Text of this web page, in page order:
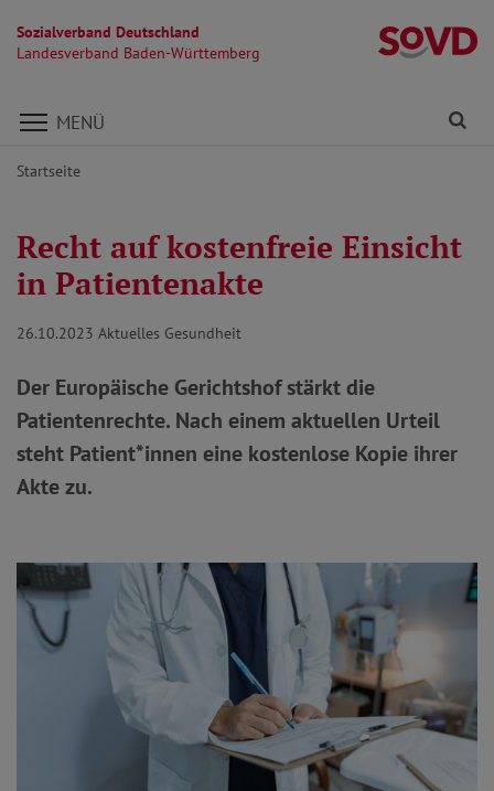
Sozialverband Deutschland
Landesverband Baden-Württemberg
Direkt zu den Inhalten springen
MENÜ
Startseite
Recht auf kostenfreie Einsicht
in Patientenakte
26.10.2023 Aktuelles Gesundheit
Der Europäische Gerichtshof stärkt die
Patientenrechte. Nach einem aktuellen Urteil
steht Patient*innen eine kostenlose Kopie ihrer
Akte zu.